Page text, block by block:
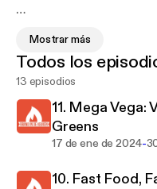
met het
Daar waar uiteindelijk
tafel staat, gaat er in
Vaak dramatisch,
Mostrar más
Todos los
13 episodios
11. Mega Vega:
Greens
17 de ene de 2024-
10. Fast Food,